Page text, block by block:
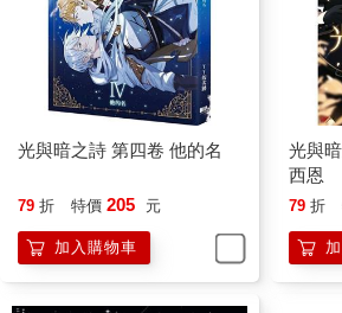
一陣輕笑從門外傳來，伴著笑聲，一個熟
「沒錯，消息正是我透露給威廉的。」
說話的是Jean。
一段時間不見，Jean上上下下打量了王晨
力，就贏了姬玄與貝希摩斯。」
王晨瞧了瞧他，回敬道：「你倒是一點都
光與暗之詩 第四卷 他的名
79 折 特價 205 元
加入購物車
光與
西恩
79 折